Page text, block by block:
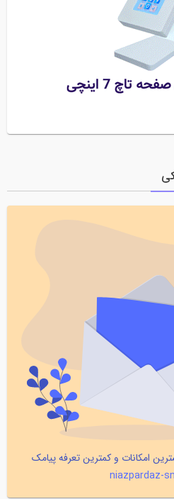
امکانات و کمترین تعرفه پیامک
niazpardaz-